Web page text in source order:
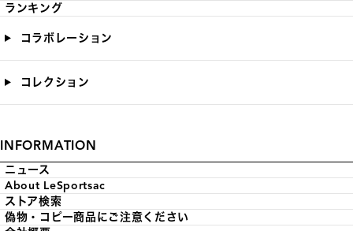
ランキング
コラボレーション
コレクション
INFORMATION
ニュース
About LeSportsac
ストア検索
偽物・コピー商品にご注意ください